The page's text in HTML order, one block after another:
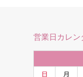
営業日カレン
日 月